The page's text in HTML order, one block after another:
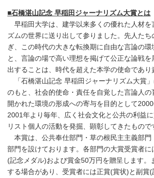
■石橋湛山記念 早稲田ジャーナリズム大賞とは
早稲田大学は、建学以来多くの優れた人材を
ズムの世界に送り出して参りました。先人たち
ぎ、この時代の大きな転換期に自由な言論の環
と、言論の場で高い理想を掲げて公正な論戦
出することは、時代を超えた本学の使命であり
「石橋湛山記念 早稲田ジャーナリズム大賞
のもと、社会的使命・責任を自覚した言論人の
開かれた環境の形成への寄与を目的として
2001年より毎年、広く社会文化と公共の利益
リスト個人の活動を発掘、顕彰してきたもので
本賞は、公共奉仕部門・草の根民主主義部門
部門を設けております。各部門の大賞受賞者
(記念メダル)および賞金50万円を贈呈します。
する場合があり、受賞者には正賞(賞状)と副賞